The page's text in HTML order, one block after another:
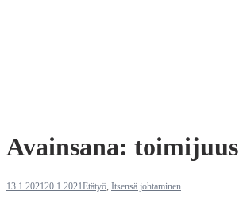
Avainsana: toimijuus
13.1.202120.1.2021Etätyö, Itsensä johtaminen